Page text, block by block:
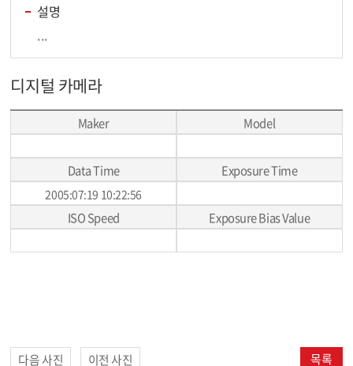
설명
...
디지털 카메라
Maker Model
Data Time
2005:07:19 10:22:56
Exposure Time
ISO Speed Exposure Bias Value
다음 사진 이전 사진 목록